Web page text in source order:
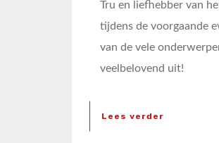
Tru en liefhebber van
tijdens de voorgaande
van de vele
veelbelovend uit!
Lees verder